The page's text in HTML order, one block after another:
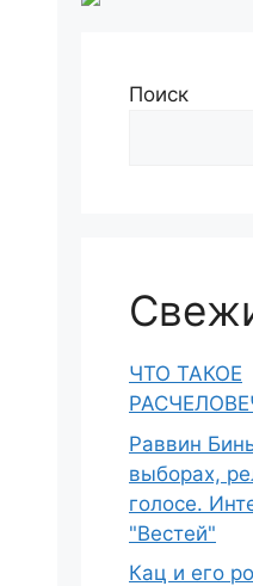
Поиск
ЧТО ТАКОЕ
Раввин
выборах,
голосе.
"Вестей"
Кац и его